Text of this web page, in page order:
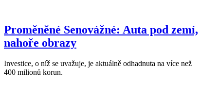
Proměněné Senovážné: Auta pod zemí,
nahoře obrazy
Investice, o níž se uvažuje, je aktuálně odhadnuta na více než
400 milionů korun.